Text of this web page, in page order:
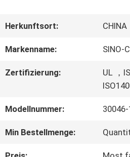
VIDEOS
UNS
Herkunftsort: CHINA
Markenname: SINO-
Zertifizierung:
UL ，
Modellnummer:
Min Bestellmenge: